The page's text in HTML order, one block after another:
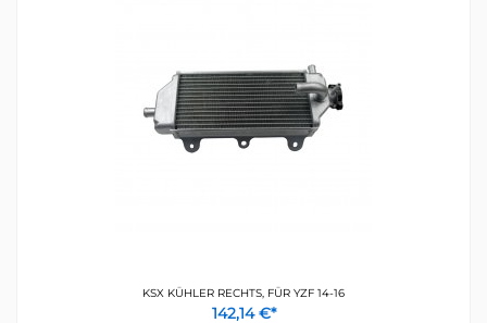
KSX KÜHLER RECHTS, FÜR YZF 14-16
142,14 €*